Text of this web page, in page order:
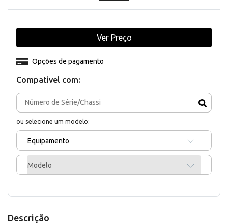
Compativel com:
ou selecione um modelo:
Equipamento
Modelo
Opções de pagamento
Ver Preço
Descrição